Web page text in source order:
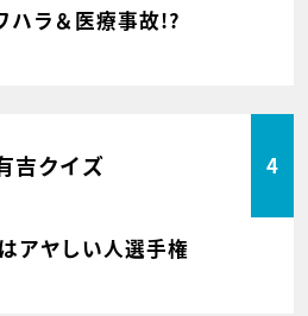
ラ＆医療事故!?
吉クイズ 4
アヤしい人選手権